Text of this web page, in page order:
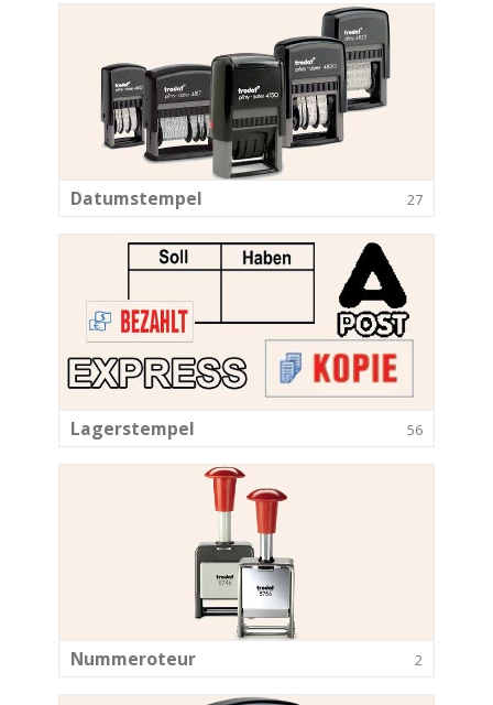
Datumstempel 27
Lagerstempel 56
Nummeroteur 2